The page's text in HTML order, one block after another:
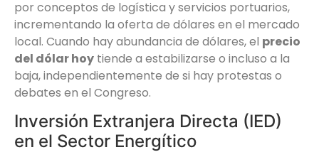
por conceptos de logística y servicios portuarios,
incrementando la oferta de dólares en el mercado
local. Cuando hay abundancia de dólares, el precio
del dólar hoy tiende a estabilizarse o incluso a la
baja, independientemente de si hay protestas o
debates en el Congreso.
Inversión Extranjera Directa (IED)
en el Sector Energítico